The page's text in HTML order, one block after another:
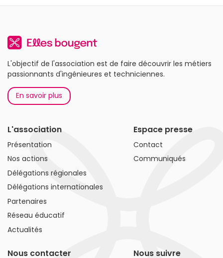
L'objectif de l'association est de faire découvrir les métiers
passionnants d'ingénieures et techniciennes.
En savoir plus
L'association
Présentation
Nos actions
Délégations régionales
Délégations internationales
Partenaires
Réseau éducatif
Actualités
Espace presse
Contact
Communiqués
Nous contacter Nous suivre